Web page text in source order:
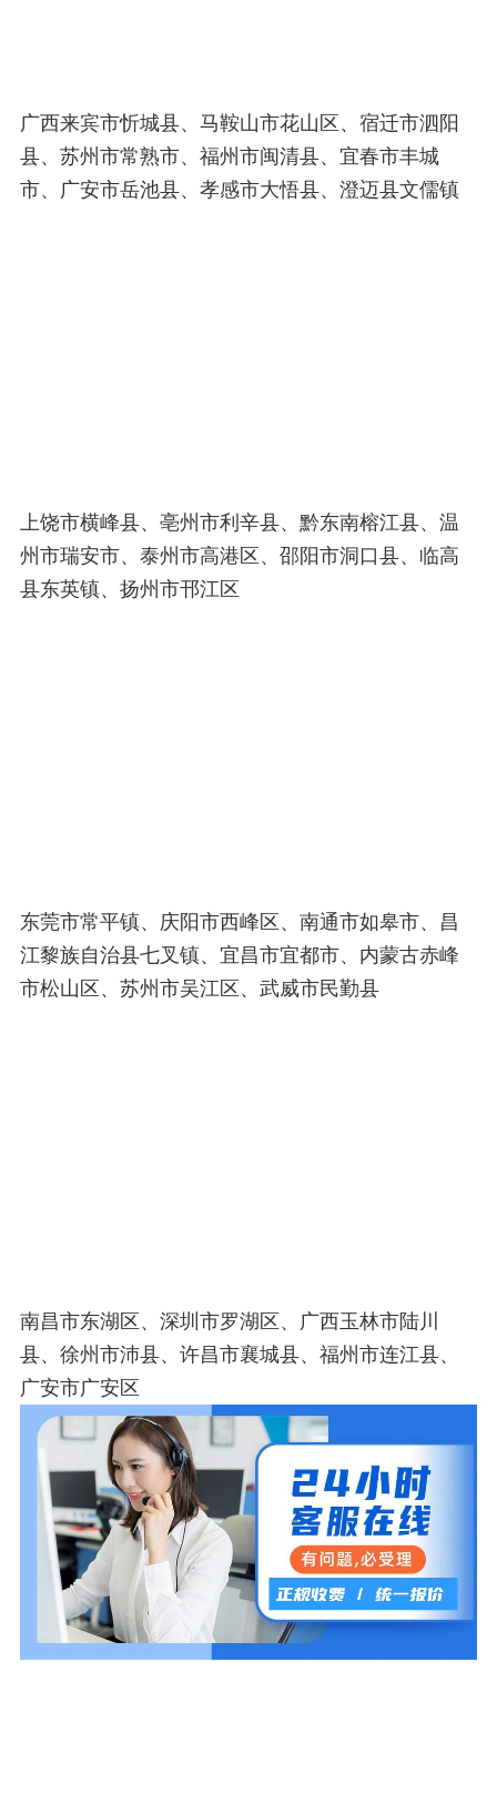
广西来宾市忻城县、马鞍山市花山区、宿迁市泗阳
县、苏州市常熟市、福州市闽清县、宜春市丰城
市、广安市岳池县、孝感市大悟县、澄迈县文儒镇
上饶市横峰县、亳州市利辛县、黔东南榕江县、温
州市瑞安市、泰州市高港区、邵阳市洞口县、临高
县东英镇、扬州市邗江区
东莞市常平镇、庆阳市西峰区、南通市如皋市、昌
江黎族自治县七叉镇、宜昌市宜都市、内蒙古赤峰
市松山区、苏州市吴江区、武威市民勤县
南昌市东湖区、深圳市罗湖区、广西玉林市陆川
县、徐州市沛县、许昌市襄城县、福州市连江县、
广安市广安区